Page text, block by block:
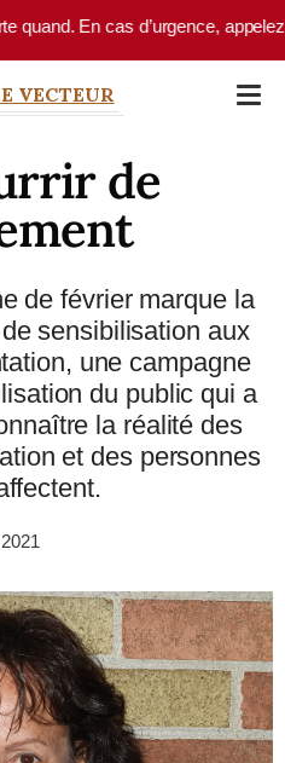
En cas d’urgence, appelez le
VECTEUR
de
de février marque la
sensibilisation aux
une campagne
du public qui a
la réalité des
et des personnes